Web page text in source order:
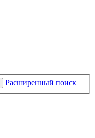
Расширенный поиск